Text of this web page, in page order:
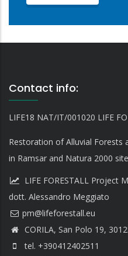
Contact info:
LIFE18 NAT/IT/001020 LIFE
Restoration of Alluvial Forests
in Ramsar and Natura 2000
LIFE FORESTALL Project
dott. Alessandro Meggiato
CORILA, San Polo 19,
tel. +390412402511